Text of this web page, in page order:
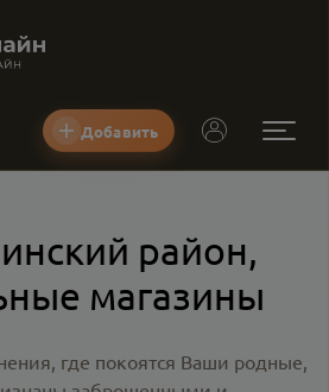
Добавить
район,
магазины
где покоятся Ваши родные,